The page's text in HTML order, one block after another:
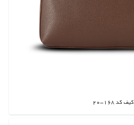
کیف کد 168-20
اطلاعات بیشتر